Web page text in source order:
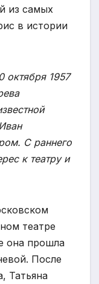
из самых
в истории
октября 1957
С раннего
к театру и
театре
она прошла
После
Татьяна